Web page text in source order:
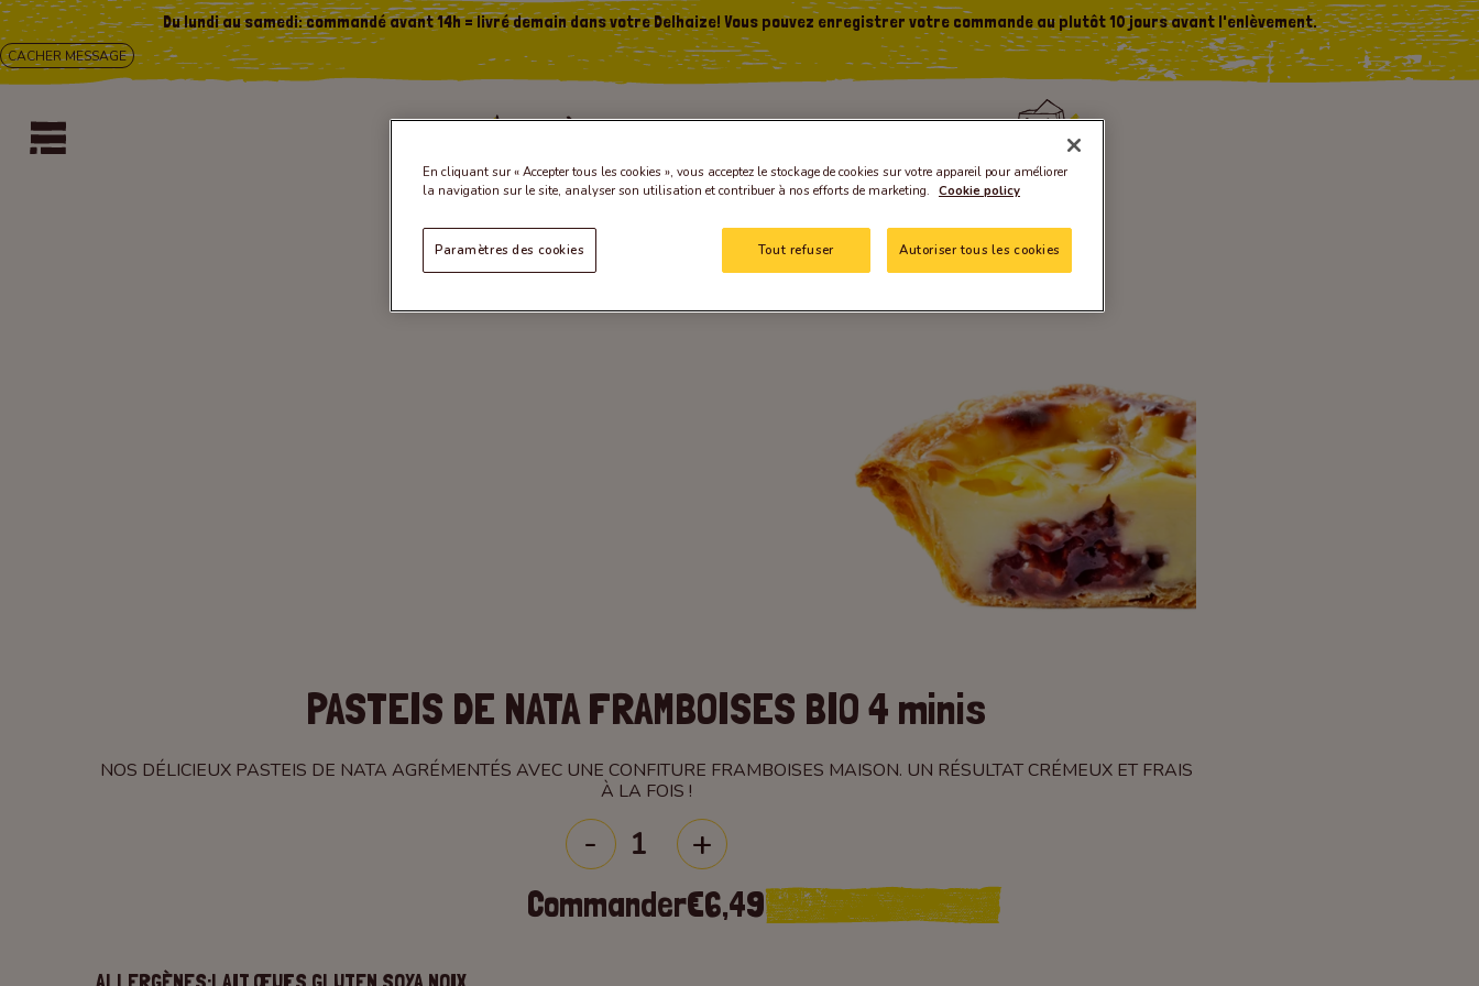
Du lundi au samedi: commandé avant 14h = livré demain dans votre Delhaize! Vous pouvez enregistrer votre commande au plutôt 10 jours avant l'enlèvement.
CACHER MESSAGE
PASTEIS DE NATA FRAMBOISES BIO 4 minis
NOS DÉLICIEUX PASTEIS DE NATA AGRÉMENTÉS AVEC UNE CONFITURE FRAMBOISES MAISON. UN RÉSULTAT CRÉMEUX ET FRAIS
À LA FOIS !
Commander€6,49
En cliquant sur « Accepter tous les cookies », vous acceptez le stockage de cookies sur votre appareil pour améliorer
la navigation sur le site, analyser son utilisation et contribuer à nos efforts de marketing. Cookie policy
Tout refuser Autoriser tous les cookies
Paramètres des cookies